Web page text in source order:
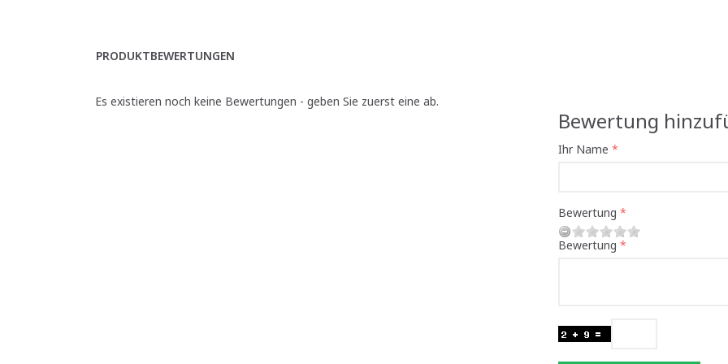
PRODUKTBEWERTUNGEN
Es existieren noch keine Bewertungen - geben Sie zuerst eine ab.
Bewertung
Ihr Name
Bewertung
Bewertung